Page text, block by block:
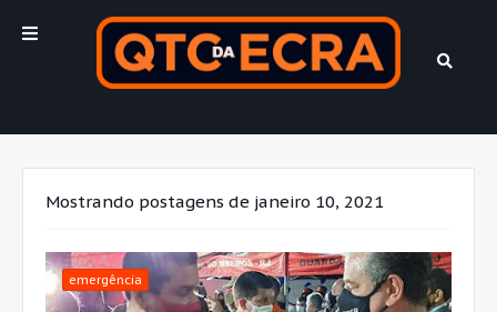
Mostrando postagens de janeiro 10, 2021
emergência